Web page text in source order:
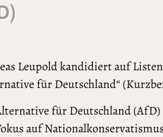
Leupold kandidiert auf
für Deutschland“
für Deutschland
auf